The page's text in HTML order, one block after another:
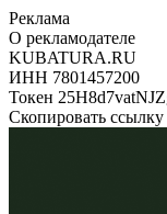
Реклама
О рекламодателе
KUBATURA.RU
ИНН 7801457200
Токен
Скопировать ссылку